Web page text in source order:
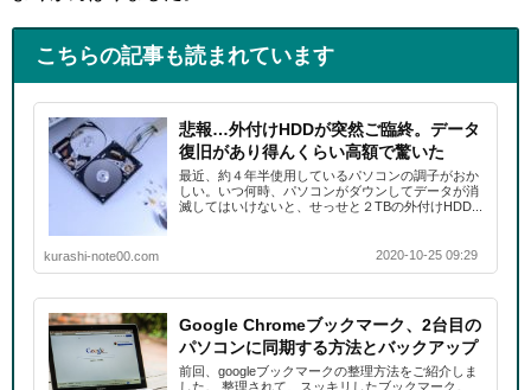
こちらの記事も読まれています
悲報…外付けHDDが突然ご臨終。データ
復旧があり得んくらい高額で驚いた
最近、約４年半使用しているパソコンの調子がおか
しい。いつ何時、パソコンがダウンしてデータが消
滅してはいけないと、せっせと２TBの外付けHDD...
kurashi-note00.com 2020-10-25 09:29
Google Chromeブックマーク、2台目の
パソコンに同期する方法とバックアップ
前回、googleブックマークの整理方法をご紹介しま
した。 整理されて、スッキリしたブックマーク。